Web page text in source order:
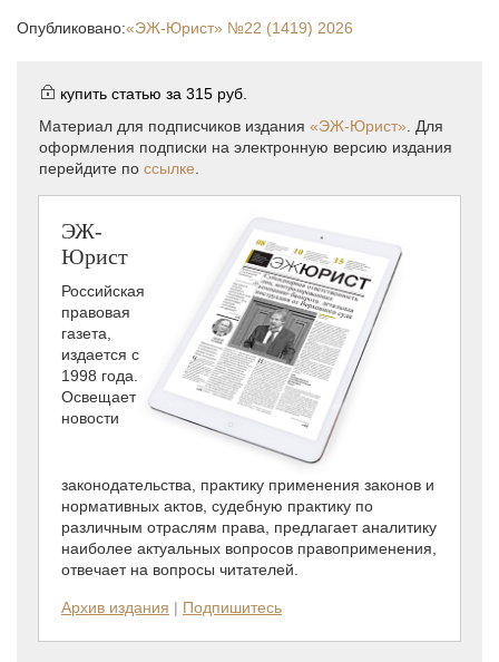
Опубликовано:«ЭЖ-Юрист» №22 (1419) 2026
купить статью за 315 руб.
Материал для подписчиков издания «ЭЖ-Юрист» . Для
оформления подписки на электронную версию издания
перейдите по ссылке
ЭЖ-
Юрист
Российская
правовая
газета,
издается с
1998 года.
Освещает
новости
законодательства, практику применения законов и
нормативных актов, судебную практику по
различным отраслям права, предлагает аналитику
наиболее актуальных вопросов правоприменения,
отвечает на вопросы читателей.
Архив издания | Подпишитесь